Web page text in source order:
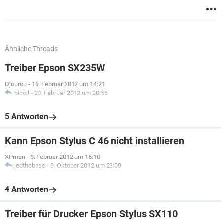
Ähnliche Threads
Treiber Epson SX235W
Djourou - 16. Februar 2012 um 14:21
pico.l - 20. Februar 2012 um 20:56
5 Antworten
Kann Epson Stylus C 46 nicht installieren
XPman - 8. Februar 2012 um 15:10
jedtheboss - 9. Oktober 2012 um 23:09
4 Antworten
Treiber für Drucker Epson Stylus SX110